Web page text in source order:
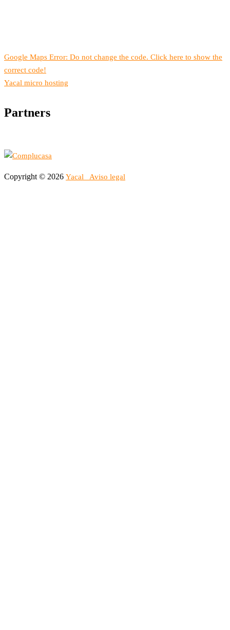
Google Maps Error: Do not change the code. Click here to show the
correct code!
Yacal micro hosting
Partners
Copyright © 2026 Yacal Aviso legal